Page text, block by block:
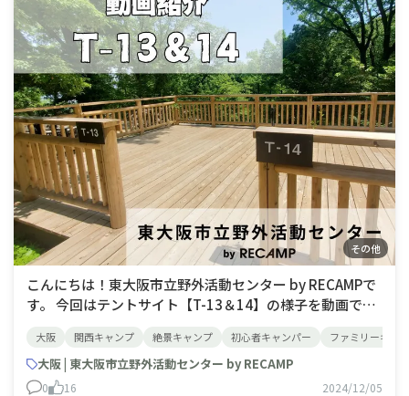
その他
こんにちは！東大阪市立野外活動センター by RECAMPで
す。 今回はテントサイト【T-13＆14】の様子を動画でご
デッキサイトで2ルームテントも設営可能です。大き目の
テントを設営される場合はこちらのサイトがおすすめです
大阪 関西キャンプ 絶景キャンプ 初心者キャンパー ファミリーキャ
大阪 | 東大阪市立野外活動センター by RECAMP
0 16 2024/12/05